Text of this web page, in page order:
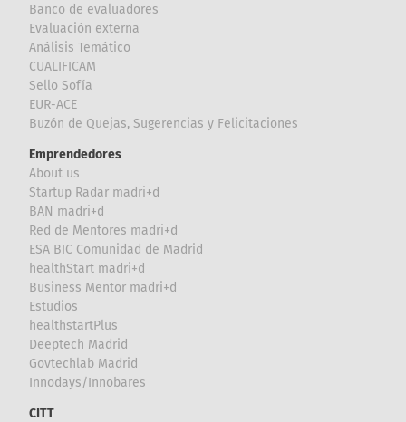
Banco de evaluadores
Evaluación externa
Análisis Temático
CUALIFICAM
Sello Sofía
EUR-ACE
Buzón de Quejas, Sugerencias y Felicitaciones
Emprendedores
About us
Startup Radar madri+d
BAN madri+d
Red de Mentores madri+d
ESA BIC Comunidad de Madrid
healthStart madri+d
Business Mentor madri+d
Estudios
healthstartPlus
Deeptech Madrid
Govtechlab Madrid
Innodays/Innobares
CITT